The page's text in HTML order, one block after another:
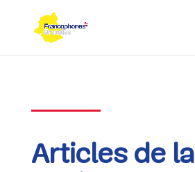
content
Articles de la